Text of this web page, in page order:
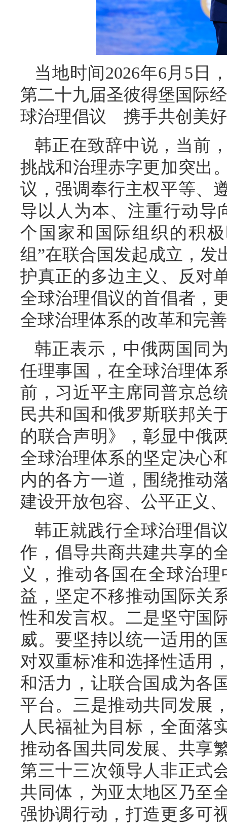
当地时间2026年6月5日
第二十九届圣彼得堡国际
球治理倡议 携手共创美
韩正在致辞中说，当前
挑战和治理赤字更加突出
议，强调奉行主权平等、
导以人为本、注重行动导
个国家和国际组织的积
组”在联合国发起成立，发
护真正的多边主义、反对
全球治理倡议的首倡者，
全球治理体系的改革和完
韩正表示，中俄两国同
任理事国，在全球治理体
前，习近平主席同普京总
民共和国和俄罗斯联邦关
的联合声明》，彰显中俄
全球治理体系的坚定决心
内的各方一道，围绕推动
建设开放包容、公平正义
韩正就践行全球治理倡
作，倡导共商共建共享的
义，推动各国在全球治
益，坚定不移推动国际关
性和发言权。二是坚守国
威。要坚持以统一适用的
对双重标准和选择性适用
和活力，让联合国成为各
平台。三是推动共同发展
人民福祉为目标，全面落
推动各国共同发展、共享
第三十三次领导人非正式
共同体，为亚太地区乃至
强协调行动，打造更多可